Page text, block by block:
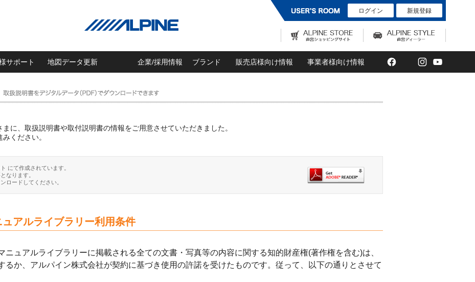
ログイン 新規登録
サポート 地図データ更新 企業/採用情報 ブランド 販売店様向け情報 事業者様向け情報 Facebook
TwitterInstagram
に、取扱説明書や取付説明書の情報をご用意させていただきました。
ください。
にて作成されています。
なります。
ロードしてください。
アルライブラリー利用条件
ニュアルライブラリーに掲載される全ての文書・写真等の内容に関する知的財産権(著作権を含む)は、
るか、アルパイン株式会社が契約に基づき使用の許諾を受けたものです。従って、以下の通りとさせて